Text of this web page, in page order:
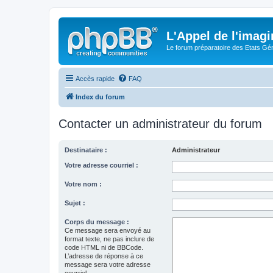
L'Appel de
Le forum préparatoire des Etats
Accès rapide FAQ
Index du forum
Contacter un administrateur du forum
Destinataire : Administrateur
Votre adresse courriel :
Votre nom :
Sujet :
Corps du message :
Ce message sera envoyé au
format texte, ne pas inclure de
code HTML ni de BBCode.
L’adresse de réponse à ce
message sera votre adresse